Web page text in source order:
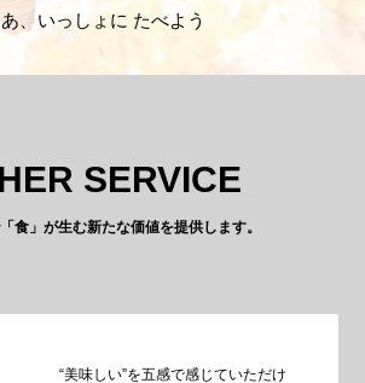
、いっしょに たべよう
SERVICE
食」が生む新たな価値を提供します。
“美味しい”を五感で感じていただけ